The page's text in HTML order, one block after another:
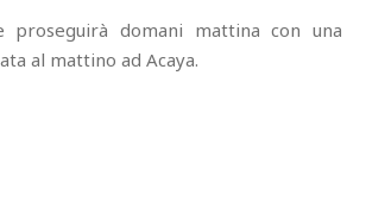
proseguirà domani mattina con una
al mattino ad Acaya.